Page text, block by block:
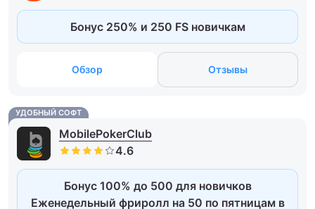
Бонус 250% и 250 FS новичкам
Обзор Отзывы
УДОБНЫЙ СОФТ
MobilePokerClub
Бонус 100% до 500 для новичков
Еженедельный фриролл на 50 по пятницам в